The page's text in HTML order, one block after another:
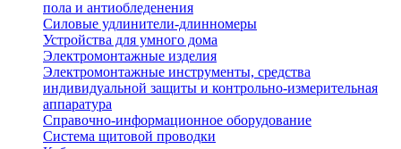
пола и антиобледенения
Силовые удлинители-длинномеры
Устройства для умного дома
Электромонтажные изделия
Электромонтажные инструменты, средства
индивидуальной защиты и контрольно-измерительная
аппаратура
Справочно-информационное оборудование
Система щитовой проводки